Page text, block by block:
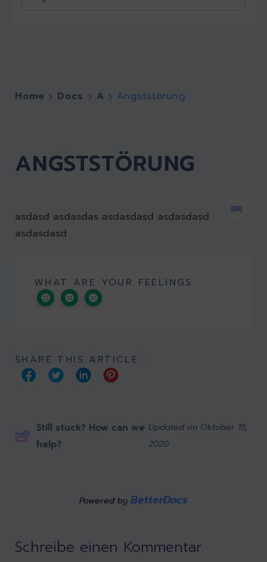
Home Docs A Angststörung
ANGSTSTÖRUNG
asdasd asdasdas asdasdasd asdasdasd
asdasdasd
WHAT ARE YOUR FEELINGS
SHARE THIS ARTICLE :
Still stuck? How can we
help?
Updated on Oktober 15,
2020
Powered by BetterDocs
Schreibe einen Kommentar